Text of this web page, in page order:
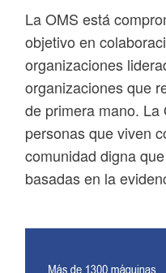
La OMS está
objetivo en
organizaciones
organizaciones que
de primera mano.
personas que viven
comunidad digna
basadas en la